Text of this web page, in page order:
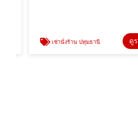
เช่านั่งร้าน ปทุมธานี ดูราย